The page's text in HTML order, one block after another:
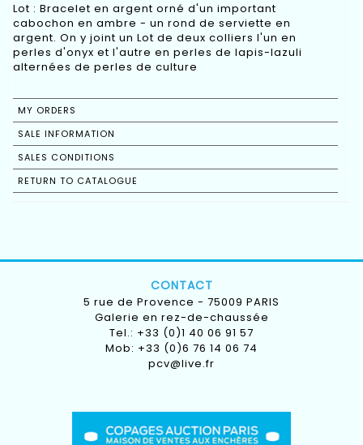
Lot : Bracelet en argent orné d'un important
cabochon en ambre - un rond de serviette en
argent. On y joint un Lot de deux colliers l'un en
perles d'onyx et l'autre en perles de lapis-lazuli
alternées de perles de culture
MY ORDERS
SALE INFORMATION
SALES CONDITIONS
RETURN TO CATALOGUE
CONTACT
5 rue de Provence - 75009 PARIS
Galerie en rez-de-chaussée
Tel.: +33 (0)1 40 06 91 57
Mob: +33 (0)6 76 14 06 74
pcv@live.fr